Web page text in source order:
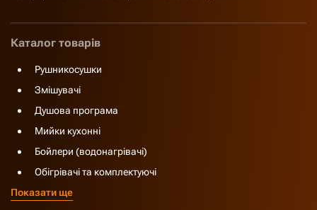
Каталог товарів
Рушникосушки
Змішувачі
Душова програма
Мийки кухонні
Бойлери (водонагрівачі)
Обігрівачі та комплектуючі
Показати ще